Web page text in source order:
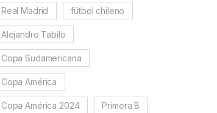
Real Madrid fútbol chileno
Alejandro Tabilo
Copa Sudamericana
Copa América
Copa América 2024 Primera B